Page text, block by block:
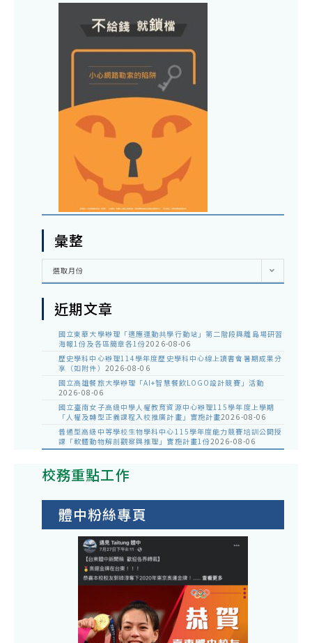
彙整
彙
選取月份
近期文章
國立東華大學辦理「適應運動共學行動站」第二階段與離島場研習
海報1份及各區簡章各1份2026-08-06
歷史學科中心辦理114學年度歷史學科中心線上讀書會暑期成果分
享（如附件） 2026-08-06
國立高雄餐旅大學辦理「AI+智慧餐飲LOGO設計競賽」活動
2026-08-06
國立臺南女子高級中學人權教育資源中心辦理115學年度上學期
「人權及轉型正義課程入校推廣計畫」實施計畫2026-08-06
普通型高級中等學校生物學科中心115學年度能力競賽培訓公開授
課「軟體動物解剖觀察與推理」實施計畫1份2026-08-06
校務重點工作
體中粉絲專頁